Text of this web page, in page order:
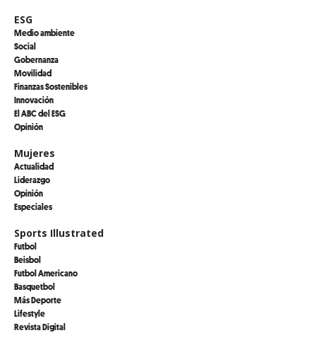
ESG
Medio ambiente
Social
Gobernanza
Movilidad
Finanzas Sostenibles
Innovación
El ABC del ESG
Opinión
Mujeres
Actualidad
Liderazgo
Opinión
Especiales
Sports Illustrated
Futbol
Beisbol
Futbol Americano
Basquetbol
Más Deporte
Lifestyle
Revista Digital